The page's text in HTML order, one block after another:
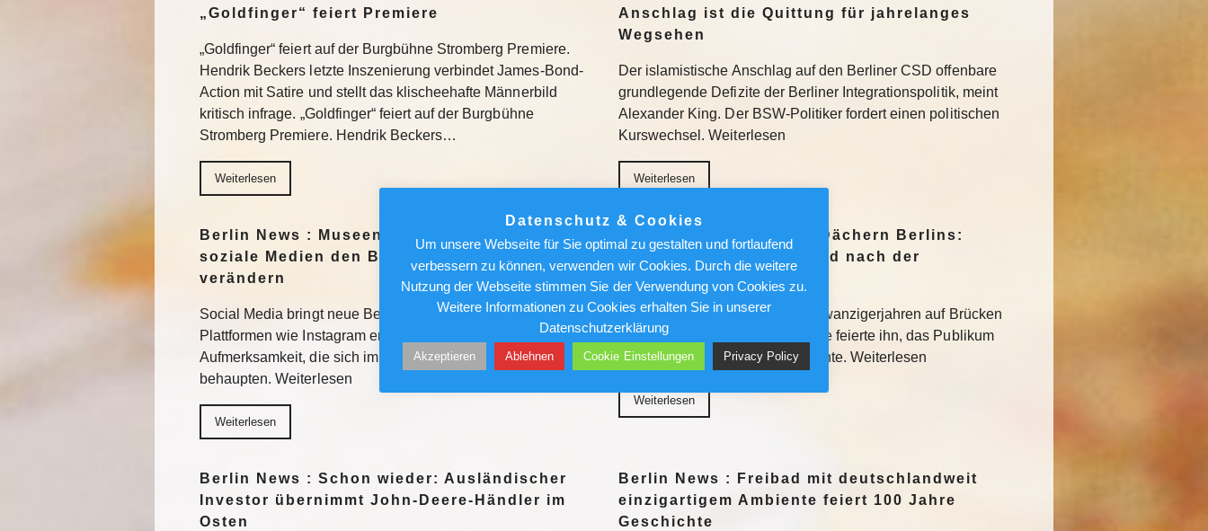
„Goldfinger“ feiert Premiere
„Goldfinger“ feiert auf der Burgbühne Stromberg Premiere.
Hendrik Beckers letzte Inszenierung verbindet James-Bond-
Action mit Satire und stellt das klischeehafte Männerbild
kritisch infrage. „Goldfinger“ feiert auf der Burgbühne
Stromberg Premiere. Hendrik Beckers…
Weiterlesen
Anschlag ist die Quittung für jahrelanges
Wegsehen
Der islamistische Anschlag auf den Berliner CSD offenbare
grundlegende Defizite der Berliner Integrationspolitik, meint
Alexander King. Der BSW-Politiker fordert einen politischen
Kurswechsel. Weiterlesen
Weiterlesen
Berlin News : Museen für den Feed: Wie
soziale Medien den Blick auf Kunst
verändern
Social Media bringt neue Besucher in die Museen. Doch auf
Plattformen wie Instagram erhalten vor allem jene Motive
Aufmerksamkeit, die sich im Feed am besten
behaupten. Weiterlesen
Weiterlesen
Berlin News : Über den Dächern Berlins:
Alfred Torge und die Jagd nach der
Sensation
Ungesichert kletterte er in den Zwanzigerjahren auf Brücken
und Geschäftshäuser. Die Presse feierte ihn, das Publikum
liebte ihn – bis sein Stern verglühte. Weiterlesen
Weiterlesen
Berlin News : Schon wieder: Ausländischer
Investor übernimmt John-Deere-Händler im
Osten
Berlin News : Freibad mit deutschlandweit
einzigartigem Ambiente feiert 100 Jahre
Geschichte
Datenschutz & Cookies
Um unsere Webseite für Sie optimal zu gestalten und fortlaufend
verbessern zu können, verwenden wir Cookies. Durch die weitere
Nutzung der Webseite stimmen Sie der Verwendung von Cookies zu.
Weitere Informationen zu Cookies erhalten Sie in unserer
Datenschutzerklärung
Akzeptieren Ablehnen Cookie Einstellungen Privacy Policy